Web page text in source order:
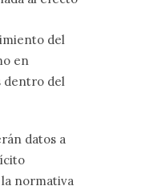
del
en
dentro del
datos a
normativa